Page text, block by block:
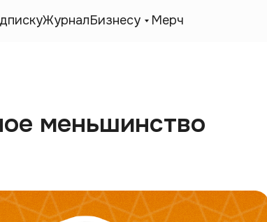
ЖурналБизнесу Мерч
меньшинство